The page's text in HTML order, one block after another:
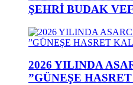
ŞEHRİ BUDAK
2026 YILINDA
”GÜNEŞE